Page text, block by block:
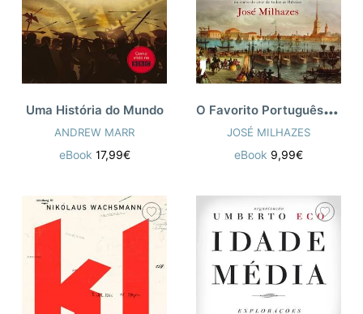
Uma História do Mundo
ANDREW MARR
eBook 17,99€
O
Favorito Português de Pedro O Grande
JOSÉ MILHAZES
eBook 9,99€